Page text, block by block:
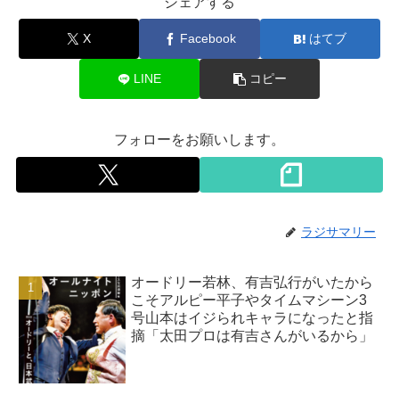
X Facebook はてブ
LINE コピー
フォローをお願いします。
ラジサマリー
オードリー若林、有吉弘行がいたから
こそアルピー平子やタイムマシーン3
号山本はイジられキャラになったと指
摘「太田プロは有吉さんがいるから」